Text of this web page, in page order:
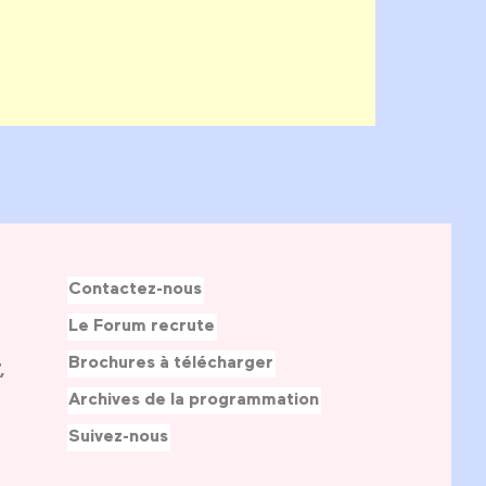
Contactez-nous
Le Forum recrute
Brochures à télécharger
Archives de la programmation
Suivez-nous